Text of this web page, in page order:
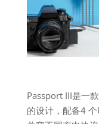
Passport III是一
的设计，配备4